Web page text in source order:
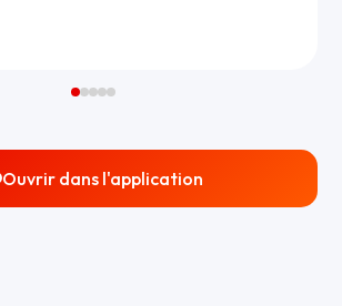
Ouvrir dans l'application